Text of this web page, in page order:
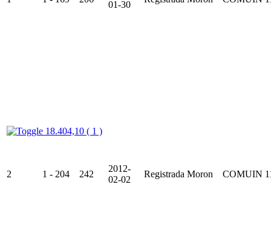
01-30
18.404,10 ( 1 )
2 1 - 204 242
2012-
02-02
Registrada Moron COMUIN